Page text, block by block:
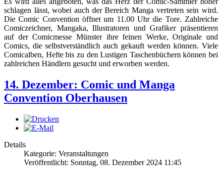
schlagen lässt, wobei auch der Bereich Manga vertreten sein wird.
Die Comic Convention öffnet um 11.00 Uhr die Tore. Zahlreiche
Comiczeichner, Mangaka, Illustratoren und Grafiker präsentieren
auf der Comicmesse Münster ihre feinen Werke, Originale und
Comics, die selbstverständlich auch gekauft werden können. Viele
Comicalben, Hefte bis zu den Lustigen Taschenbüchern können bei
zahlreichen Händlern gesucht und erworben werden.
14. Dezember: Comic und Manga
Convention Oberhausen
Details
Kategorie: Veranstaltungen
Veröffentlicht: Sonntag, 08. Dezember 2024 11:45